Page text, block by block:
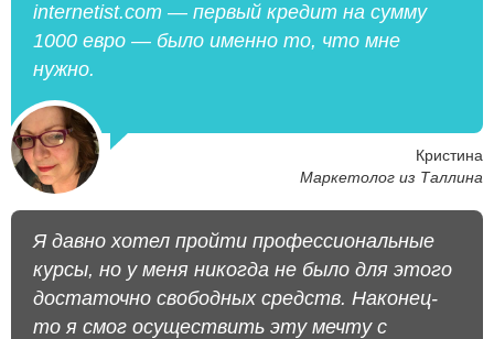
internetist.com — первый кредит на сумму
1000 евро — было именно то, что мне
нужно.
Кристина
Маркетолог из Таллина
Я давно хотел пройти профессиональные
курсы, но у меня никогда не было для этого
достаточно свободных средств. Наконец-
то я смог осуществить эту мечту с